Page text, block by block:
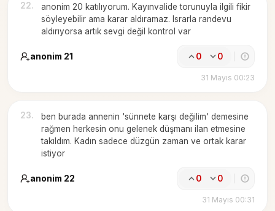
22.
anonim 20 katılıyorum. Kayınvalide torunuyla ilgili fikir
söyleyebilir ama karar aldıramaz. Israrla randevu
aldırıyorsa artık sevgi değil kontrol var
anonim 21 0 0
31 Mayıs 00:23
23.
ben burada annenin 'sünnete karşı değilim' demesine
rağmen herkesin onu gelenek düşmanı ilan etmesine
takıldım. Kadın sadece düzgün zaman ve ortak karar
istiyor
anonim 22 0 0
31 Mayıs 00:31